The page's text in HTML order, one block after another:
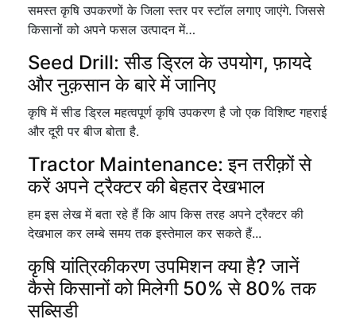
समस्त कृषि उपकरणों के जिला स्तर पर स्टॉल लगाए जाएंगे. जिससे
किसानों को अपने फसल उत्पादन में…
Seed Drill: सीड ड्रिल के उपयोग, फ़ायदे
और नुक़सान के बारे में जानिए
कृषि में सीड ड्रिल महत्वपूर्ण कृषि उपकरण है जो एक विशिष्ट गहराई
और दूरी पर बीज बोता है.
Tractor Maintenance: इन तरीक़ों से
करें अपने ट्रैक्टर की बेहतर देखभाल
हम इस लेख में बता रहे हैं कि आप किस तरह अपने ट्रैक्टर की
देखभाल कर लम्बे समय तक इस्तेमाल कर सकते हैं...
कृषि यांत्रिकीकरण उपमिशन क्या है? जानें
कैसे किसानों को मिलेगी 50% से 80% तक
सब्सिडी